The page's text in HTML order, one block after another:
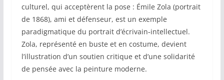
culturel, qui acceptèrent la pose : Émile Zola (portrait
de 1868), ami et défenseur, est un exemple
paradigmatique du portrait d’écrivain‑intellectuel.
Zola, représenté en buste et en costume, devient
l’illustration d’un soutien critique et d’une solidarité
de pensée avec la peinture moderne.